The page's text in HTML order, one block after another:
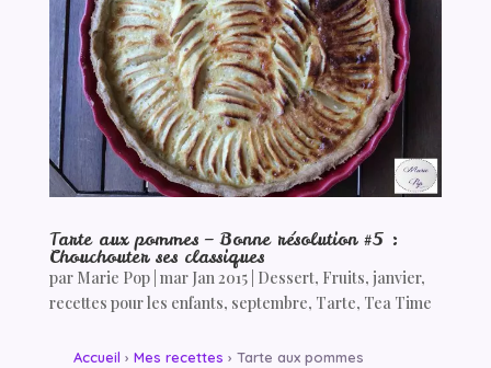
Tarte aux pommes – Bonne résolution #5 :
Chouchouter ses classiques
par Marie Pop| mar Jan 2015| Dessert, Fruits, janvier,
recettes pour les enfants, septembre, Tarte, Tea Time
Accueil › Mes recettes › Tarte aux pommes